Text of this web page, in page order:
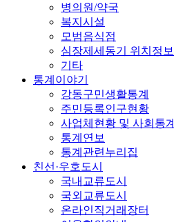
병의원/약국
복지시설
모범음식점
심장제세동기 위치정보
기타
통계이야기
강동구민생활통계
주민등록인구현황
사업체현황 및 사회통계
통계연보
통계관련누리집
친선·우호도시
국내교류도시
국외교류도시
온라인직거래장터